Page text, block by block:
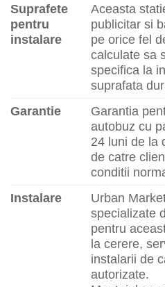
Suprafete
pentru
instalare
Aceasta
publicitar si
pe orice fel
calculate sa
specifica la
suprafata
Garantie
Garantia
autobuz cu
24 luni de la
de catre
conditii
Instalare
Urban
specializate
pentru
la cerere,
instalarii de
autorizate.